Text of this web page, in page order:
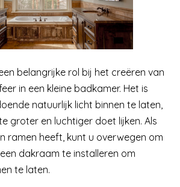
belangrijke rol bij het creëren van
in een kleine badkamer. Het is
natuurlijk licht binnen te laten,
groter en luchtiger doet lijken. Als
ramen heeft, kunt u overwegen om
dakraam te installeren om
te laten.